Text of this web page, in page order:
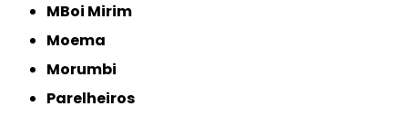
MBoi Mirim
Moema
Morumbi
Parelheiros